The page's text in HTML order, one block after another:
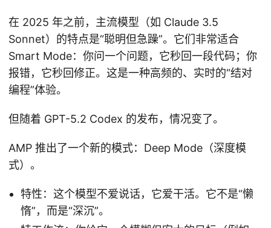
在 2025 年之前，主流模型（如 Claude 3.5
Sonnet）的特点是“聪明但急躁”。它们非常适合
Smart Mode：你问一个问题，它秒回一段代码；你
报错，它秒回修正。这是一种高频的、实时的“结对
编程”体验。
但随着 GPT-5.2 Codex 的发布，情况变了。
AMP 推出了一个新的模式：Deep Mode（深度模
式）。
特性：这个模型不爱说话，它爱干活。它不是“懒
惰”，而是“深沉”。